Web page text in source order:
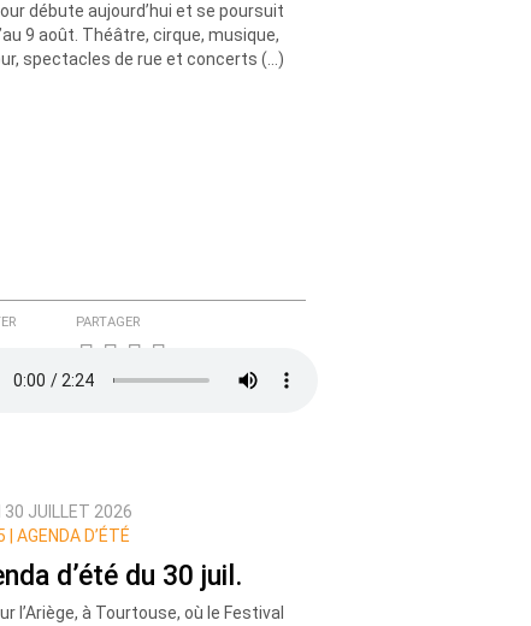
débute aujourd’hui et se poursuit
9 août. Théâtre, cirque, musique,
spectacles de rue et concerts (…)
PARTAGER
30 JUILLET 2026
AGENDA D’ÉTÉ
d’été du 30 juil.
l’Ariège, à Tourtouse, où le Festival